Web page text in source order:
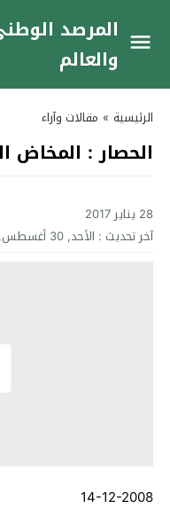
المرصد
والعالم
الرئيسية » مقالات وآراء
الحصار : المخاض
28 يناير 2017
آخر تحديث : الأحد, 30 أغسطس, 2020 - 6:48 مساءً
14-12-2008